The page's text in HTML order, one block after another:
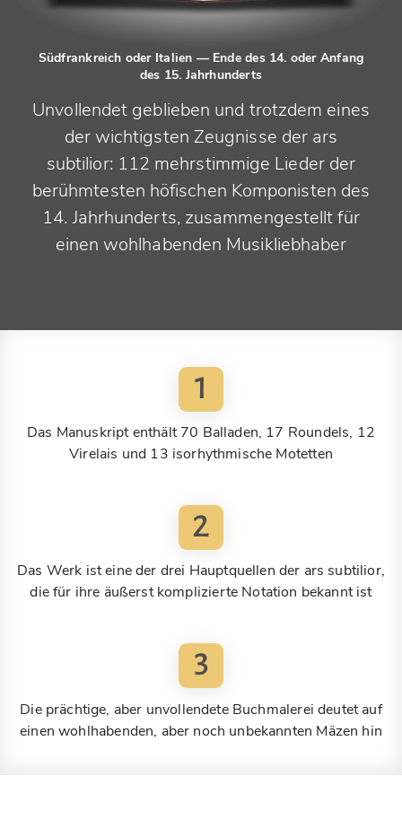
Südfrankreich oder Italien — Ende des 14. oder Anfang
des 15. Jahrhunderts
Unvollendet geblieben und trotzdem eines
der wichtigsten Zeugnisse der ars
subtilior: 112 mehrstimmige Lieder der
berühmtesten höfischen Komponisten des
14. Jahrhunderts, zusammengestellt für
einen wohlhabenden Musikliebhaber
1
Das Manuskript enthält 70 Balladen, 17 Roundels, 12
Virelais und 13 isorhythmische Motetten
2
Das Werk ist eine der drei Hauptquellen der ars subtilior,
die für ihre äußerst komplizierte Notation bekannt ist
3
Die prächtige, aber unvollendete Buchmalerei deutet auf
einen wohlhabenden, aber noch unbekannten Mäzen hin